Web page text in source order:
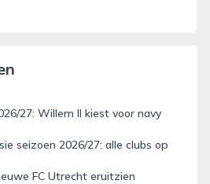
27: Willem II kiest voor navy
seizoen 2026/27: alle clubs op
FC Utrecht eruitzien